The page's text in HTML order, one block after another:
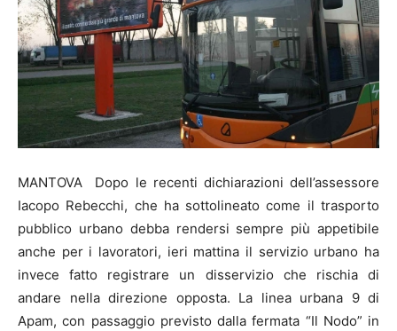
MANTOVA Dopo le recenti dichiarazioni dell’assessore
Iacopo Rebecchi, che ha sottolineato come il trasporto
pubblico urbano debba rendersi sempre più appetibile
anche per i lavoratori, ieri mattina il servizio urbano ha
invece fatto registrare un disservizio che rischia di
andare nella direzione opposta. La linea urbana 9 di
Apam, con passaggio previsto dalla fermata “Il Nodo” in